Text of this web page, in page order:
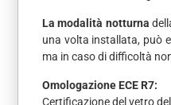
La modalità notturna
una volta installata, può
ma in caso di difficoltà
Omologazione ECE R7:
Certificazione del vetro